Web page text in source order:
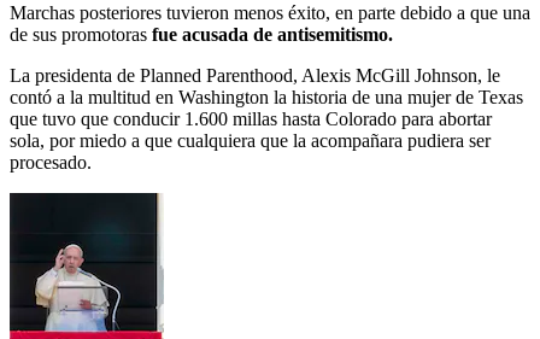
Marchas posteriores tuvieron menos éxito, en parte debido a que una
de sus promotoras fue acusada de antisemitismo.
La presidenta de Planned Parenthood, Alexis McGill Johnson, le
contó a la multitud en Washington la historia de una mujer de Texas
que tuvo que conducir 1.600 millas hasta Colorado para abortar
sola, por miedo a que cualquiera que la acompañara pudiera ser
procesado.